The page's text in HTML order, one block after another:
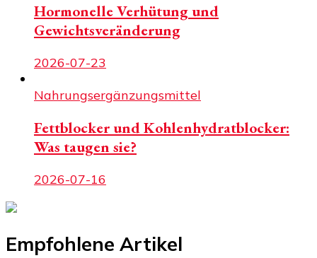
Hormonelle Verhütung und
Gewichtsveränderung
2026-07-23
Nahrungsergänzungsmittel
Fettblocker und Kohlenhydratblocker:
Was taugen sie?
2026-07-16
Empfohlene Artikel